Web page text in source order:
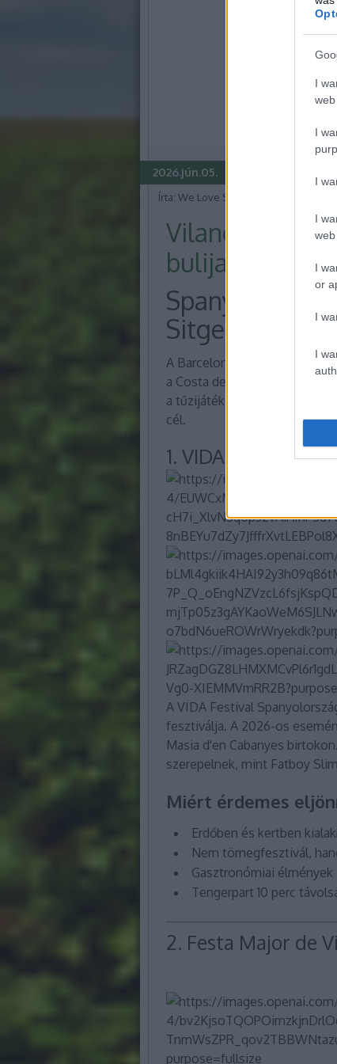
I
I
I
I
I
or
I
I
2026.jún.05.
Írta: We Love Sitges
Vilanova i la
bulijai 2026-
Spanyolország
Sitges
A Barcelona melletti
a Costa del Garraf
a tűzijátékok és az utcai
cél.
1. VIDA Festival –
A VIDA Festival
fesztiválja. A 2026-os
Masia d'en Cabanyes
szerepelnek, mint Fatboy
Miért érdemes
Erdőben és kertben
Nem tömegfesztivál,
Gasztronómiai élmények
Tengerpart 10 perc
2. Festa Major de